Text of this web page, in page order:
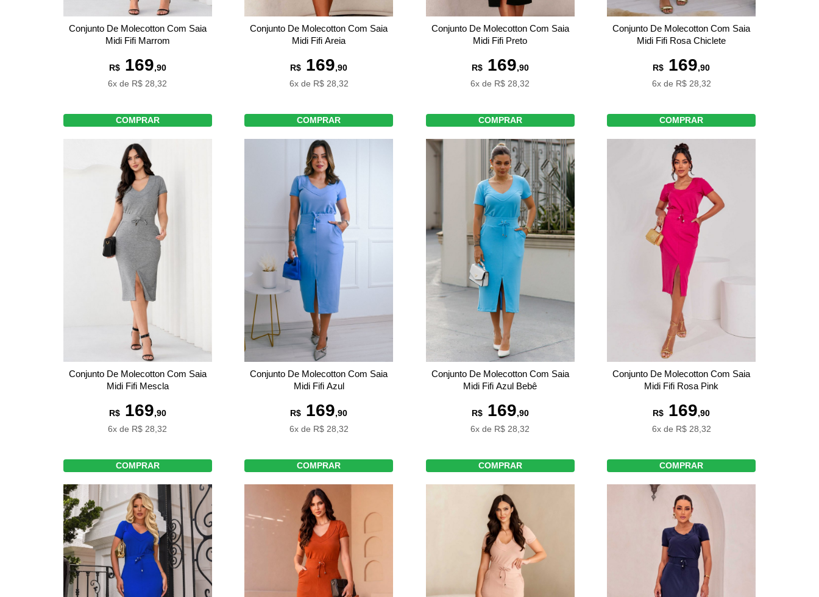
Conjunto De Molecotton Com Saia
Midi Fifi Marrom
R$169,90
6x de R$ 28,32
COMPRAR
Conjunto De Molecotton Com Saia
Midi Fifi Areia
R$ 169,90
6x de R$ 28,32
COMPRAR
Conjunto De Molecotton Com Saia
Midi Fifi Preto
R$169,90
6x de R$ 28,32
COMPRAR
Conjunto De Molecotton Com Saia
Midi Fifi Rosa Chiclete
R$ 169,90
6x de R$ 28,32
COMPRAR
Conjunto De Molecotton Com Saia
Midi Fifi Mescla
R$169,90
6x de R$ 28,32
COMPRAR
Conjunto De Molecotton Com Saia
Midi Fifi Azul
R$ 169,90
6x de R$ 28,32
COMPRAR
Conjunto De Molecotton Com Saia
Midi Fifi Azul Bebê
R$169,90
6x de R$ 28,32
COMPRAR
Conjunto De Molecotton Com Saia
Midi Fifi Rosa Pink
R$ 169,90
6x de R$ 28,32
COMPRAR